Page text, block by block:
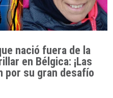
nació fuera de la
en Bélgica: ¡Las
por su gran desafío